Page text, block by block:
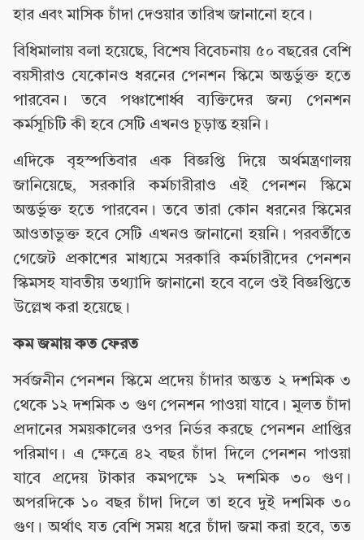
হার এবং মাসিক চাঁদা দেওয়ার তারিখ জানানো হবে।
বিধিমালায় বলা হয়েছে, বিশেষ বিবেচনায় ৫০ বছরের বেশি
বয়সীরাও যেকোনও ধরনের পেনশন স্কিমে অন্তর্ভুক্ত হতে
পারবেন। তবে পঞ্চাশোর্ধ্ব ব্যক্তিদের জন্য পেনশন
কর্মসূচিটি কী হবে সেটি এখনও চূড়ান্ত হয়নি।
এদিকে বৃহস্পতিবার এক বিজ্ঞপ্তি দিয়ে অর্থমন্ত্রণালয়
জানিয়েছে, সরকারি কর্মচারীরাও এই পেনশন স্কিমে
অন্তর্ভুক্ত হতে পারবেন। তবে তারা কোন ধরনের স্কিমের
আওতাভুক্ত হবে সেটি এখনও জানানো হয়নি। পরবর্তীতে
গেজেট প্রকাশের মাধ্যমে সরকারি কর্মচারীদের পেনশন
স্কিমসহ যাবতীয় তথ্যাদি জানানো হবে বলে ওই বিজ্ঞপ্তিতে
উল্লেখ করা হয়েছে।
কম জমায় কত ফেরত
সর্বজনীন পেনশন স্কিমে প্রদেয় চাঁদার অন্তত ২ দশমিক ৩
থেকে ১২ দশমিক ৩ গুণ পেনশন পাওয়া যাবে। মূলত চাঁদা
প্রদানের সময়কালের ওপর নির্ভর করছে পেনশন প্রাপ্তির
পরিমাণ। এ ক্ষেত্রে ৪২ বছর চাঁদা দিলে পেনশন পাওয়া
যাবে প্রদেয় টাকার কমপক্ষে ১২ দশমিক ৩০ গুণ।
অপরদিকে ১০ বছর চাঁদা দিলে তা হবে দুই দশমিক ৩০
গুণ। অর্থাৎ যত বেশি সময় ধরে চাঁদা জমা করা হবে, তত